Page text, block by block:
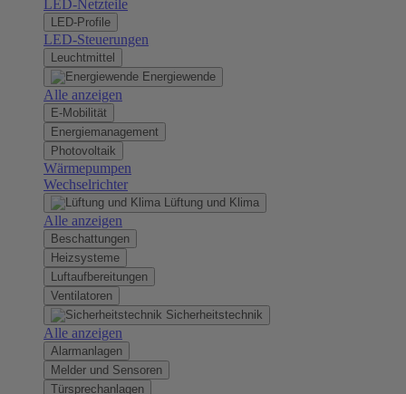
LED-Netzteile
LED-Profile
LED-Steuerungen
Leuchtmittel
Energiewende
Alle anzeigen
E-Mobilität
Energiemanagement
Photovoltaik
Wärmepumpen
Wechselrichter
Lüftung und Klima
Alle anzeigen
Beschattungen
Heizsysteme
Luftaufbereitungen
Ventilatoren
Sicherheitstechnik
Alle anzeigen
Alarmanlagen
Melder und Sensoren
Türsprechanlagen